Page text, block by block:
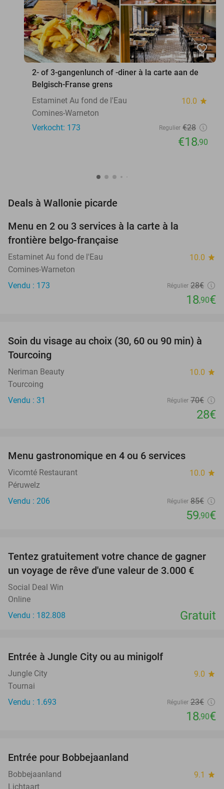
favorite_border
2- of 3-gangenlunch of -diner à la carte aan de
Belgisch-Franse grens
Estaminet Au fond de l'Eau
10.0 star
Comines-Warneton
Verkocht: 173
Regulier €28
€18,90
Deals à Wallonie picarde
Menu en 2 ou 3 services à la carte à la
frontière belgo-française
Estaminet Au fond de l'Eau 10.0 star
Comines-Warneton
Vendu : 173
Régulier 28€
18,90€
60%
Soin du visage au choix (30, 60 ou 90 min) à
Tourcoing
Neriman Beauty 10.0 star
Tourcoing
Vendu : 31
Régulier 70€
28€
Menu gastronomique en 4 ou 6 services
Vicomté Restaurant 10.0 star
Péruwelz
Vendu : 206
Régulier 85€
59,90€
Tentez gratuitement votre chance de gagner
un voyage de rêve d'une valeur de 3.000 €
Social Deal Win
Online
Vendu : 182.808
Gratuit
Entrée à Jungle City ou au minigolf
Jungle City 9.0 star
Tournai
Vendu : 1.693
Régulier 23€
18,90€
Entrée pour Bobbejaanland
Bobbejaanland 9.1 star
Lichtaart